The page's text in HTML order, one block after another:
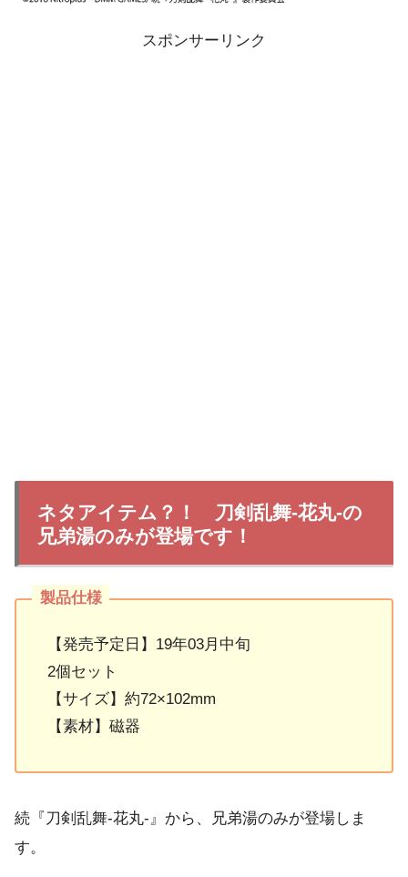
スポンサーリンク
ネタアイテム？！ 刀剣乱舞-花丸-の
兄弟湯のみが登場です！
【発売予定日】19年03月中旬
2個セット
【サイズ】約72×102mm
【素材】磁器
続『刀剣乱舞-花丸-』から、兄弟湯のみが登場しま
す。